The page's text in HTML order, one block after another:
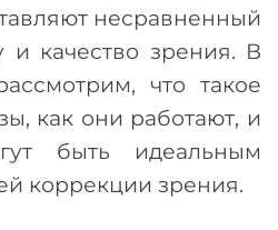
несравненный
и качество зрения. В
что такое
как они работают, и
быть идеальным
коррекции зрения.